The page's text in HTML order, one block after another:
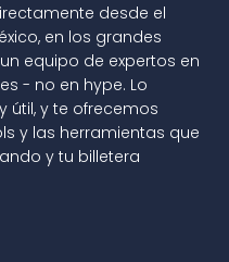
desde el
en los grandes
equipo de expertos en
- no en hype. Lo
útil, y te ofrecemos
y las herramientas que
y tu billetera